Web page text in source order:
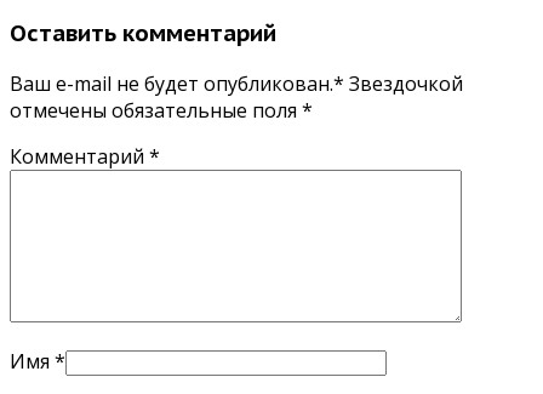
Оставить комментарий
Ваш e-mail не будет опубликован.* Звездочкой
отмечены обязательные поля *
Комментарий *
Имя *